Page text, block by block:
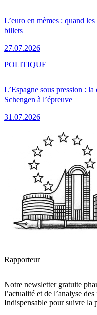
L’euro en mèmes : quand
billets
27.07.2026
L’Espagne sous pression :
Schengen à l’épreuve
31.07.2026
POLITIQUE
Rapporteur
Notre newsletter gratuite
l’actualité et de l’analyse
Indispensable pour suivre la